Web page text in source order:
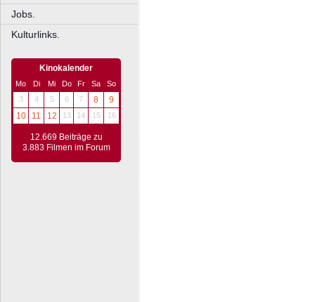
Jobs.
Kulturlinks.
Kinokalender
Mo Di Mi Do Fr Sa
So
3
4 5 6 7 8
9
10
11 12 13 14 15 16
12.669 Beiträge zu
3.883 Filmen im Forum